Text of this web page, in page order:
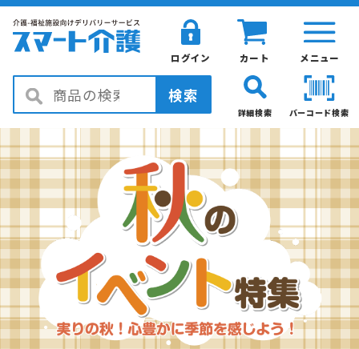
メニュー
カート
ログイン
検索
バーコード検索
詳細検索